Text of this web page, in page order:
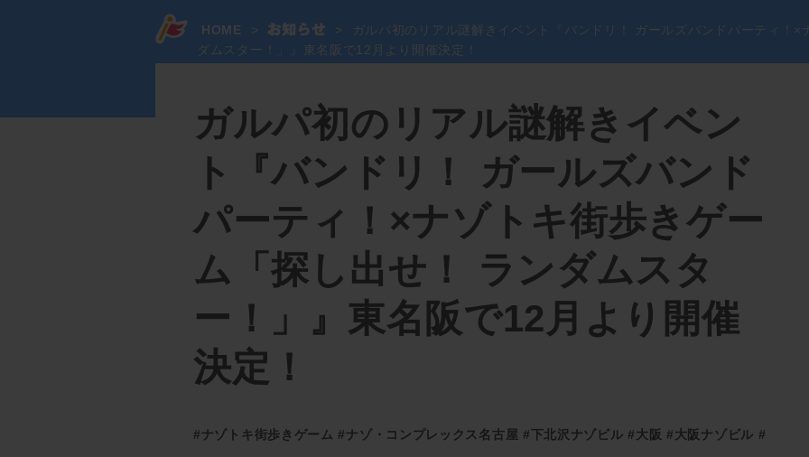
HOME > >
ガルパ初のリアル謎解きイベント『バンドリ！ ガールズバンドパーティ！
ダムスター！」』東名阪で12月より開催決定！
ガルパ初のリアル謎解きイベン
ト『バンドリ！ ガールズバンド
パーティ！×ナゾトキ街歩きゲー
ム「探し出せ！ ランダムスタ
ー！」』東名阪で12月より開催
決定！
#ナゾトキ街歩きゲーム #ナゾ・コンプレックス名古屋 #下北沢ナゾビル #大阪 #大阪ナゾビル #